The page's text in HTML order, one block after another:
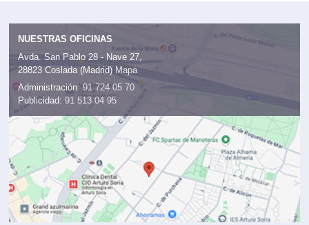
NUESTRAS OFICINAS
Avda. San Pablo 28 - Nave 27,
28823 Coslada (Madrid) Mapa
Administración: 91 724 05 70
Publicidad: 91 513 04 95